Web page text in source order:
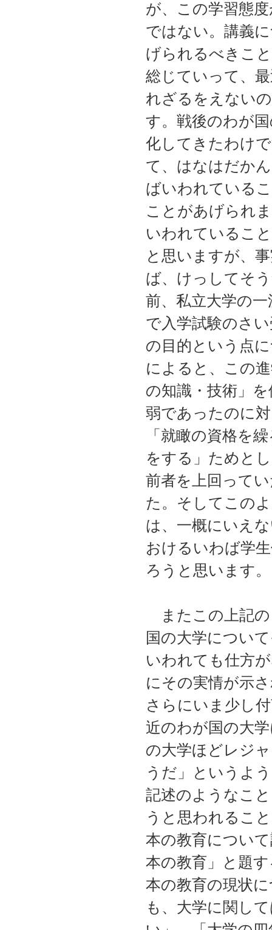
が、この学習態
ではない。講義
げられるべきこ
総じていって、
れざるをえない
す。戦後のわが
化してきたわけ
て、はなはだか
ばいわれている
ことがあげられ
いわれているこ
と思いますが、
ば、けっしてそ
前、私立大学の
で入学試験のさ
の目的という点
によると、この
の知識・技術」
弱であったのに
「就瞰の資格を
をする」ためと
前者を上回って
た。そしてこの
は、一概にいえ
おけるいわば学
ろうと思います。
またこの上記の
国の大学につい
いわれても仕方
にその実情が示
さらにいま少し
近のわが国の大
の大学ほどレジ
うだ」というよ
記述のようなこ
うと思われるこ
本の教育につい
本の教育」と題
本の教育の現状
も、大学に関し